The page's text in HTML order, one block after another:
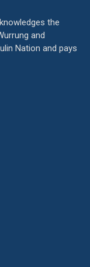
the
and
Nation and pays